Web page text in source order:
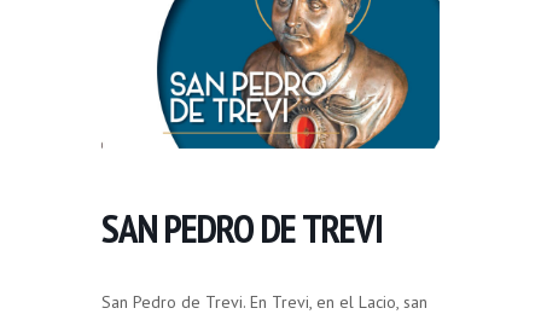
SAN PEDRO DE TREVI
San Pedro de Trevi. En Trevi, en el Lacio, san